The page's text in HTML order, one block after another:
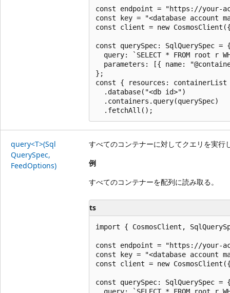
const endpoint = "https://your-
const key = "<database account
const client = new
const querySpec: SqlQuerySpec =
query: `SELECT * FROM root r
parameters: [{ name:
};
const { resources:
  .database("<db id>")
  .containers.query(querySpec)
query<T>(Sql
QuerySpec,
FeedOptions)
すべてのコンテナーに対してクエリを実行
例
すべてのコンテナーを配列に読み取る。
ts
import { CosmosClient,
const endpoint = "https://your-
const key = "<database account
const client = new
const querySpec: SqlQuerySpec =
query: `SELECT * FROM root r